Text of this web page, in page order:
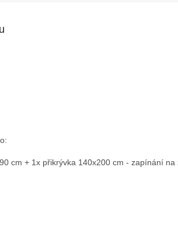
cm + 1x přikrývka 140x200 cm - zapínání na